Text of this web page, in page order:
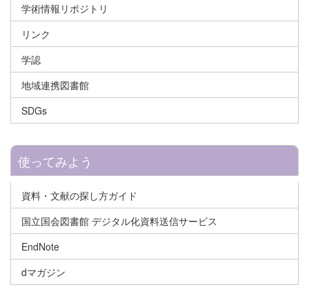
学術情報リポジトリ
リンク
学認
地域連携図書館
SDGs
使ってみよう
資料・文献の探し方ガイド
国立国会図書館 デジタル化資料送信サービス
EndNote
dマガジン